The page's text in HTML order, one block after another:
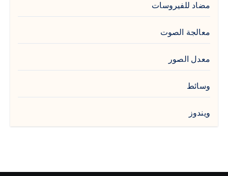
مضاد للفيروسات
معالجة الصوت
معدل الصور
وسائط
ويندوز